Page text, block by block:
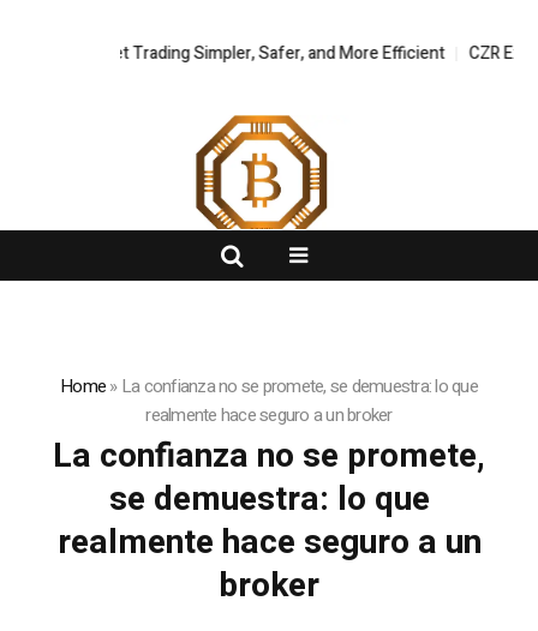
Asset Trading Simpler, Safer, and More Efficient CZR
Home»La confianza no se promete, se demuestra: lo que
realmente hace seguro a un broker
La confianza no se promete,
se demuestra: lo que
realmente hace seguro a un
broker